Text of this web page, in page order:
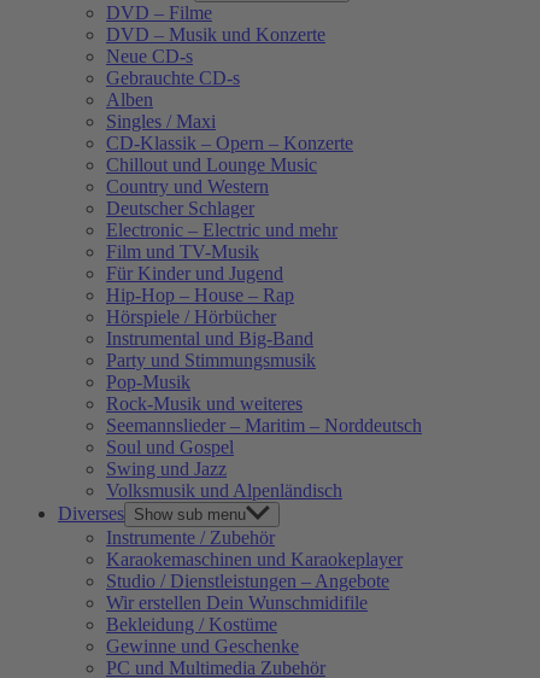
DVD – Filme
DVD – Musik und Konzerte
Neue CD-s
Gebrauchte CD-s
Alben
Singles / Maxi
CD-Klassik – Opern – Konzerte
Chillout und Lounge Music
Country und Western
Deutscher Schlager
Electronic – Electric und mehr
Film und TV-Musik
Für Kinder und Jugend
Hip-Hop – House – Rap
Hörspiele / Hörbücher
Instrumental und Big-Band
Party und Stimmungsmusik
Pop-Musik
Rock-Musik und weiteres
Seemannslieder – Maritim – Norddeutsch
Soul und Gospel
Swing und Jazz
Volksmusik und Alpenländisch
Diverses Show sub menu
Instrumente / Zubehör
Karaokemaschinen und Karaokeplayer
Studio / Dienstleistungen – Angebote
Wir erstellen Dein Wunschmidifile
Bekleidung / Kostüme
Gewinne und Geschenke
PC und Multimedia Zubehör